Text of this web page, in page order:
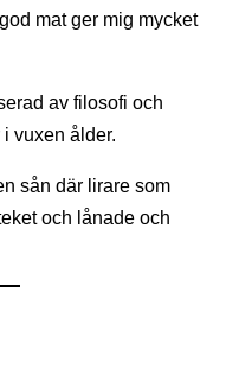
mat ger mig mycket
av filosofi och
vuxen ålder.
sån där lirare som
och lånade och